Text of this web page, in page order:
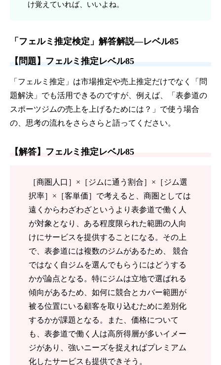
け覚えていれば、いいよね。
「フェルミ推定検定」解答解説—レベル85
【問題】フェルミ推定レベル85
「フェルミ推定」は市場推定や売上推定だけでなく「問
題解決」でも活用できるのですが、例えば、「表参道の
スポーツジムの売上を上げるためには？」で使う場合
の、思考の流れをさらさらと語ってください。
【解答】フェルミ推定レベル85
［商圏人口］×［ジムに通う割合］×［ジム選
択率］×［客単価］で考えると、商圏としては
遠くからわざわざというより表参道で働く人
が対象となり、ある程度限られた範囲の人向
けにサービスを提供することになる。その上
で、表参道には複数のジムがあるため、 競合
ではなく自ジムを選んでもらうにはどうする
かが論点となる。特にジムは立地で選ばれる
傾向があるため、如何に競合とカバー範囲が
被る位置にいる顧客を取り込むために差別化
するかが課題となる。また、価格について
も、表参道で働く人は高所得層が多いイメー
ジがあり、強いニーズを捉えればプレミアム
化したサービスも提供できそう。